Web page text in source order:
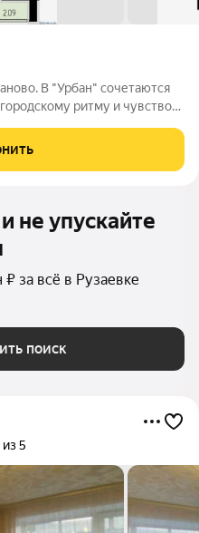
В "Урбан" сочетаются
ритму и чувство
маршруты, близость
не упускайте
за всё в Рузаевке
поиск
5